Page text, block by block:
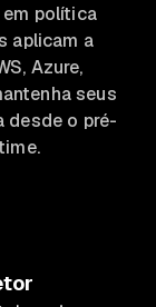
política
aplicam a
Azure,
seus
desde o pré-